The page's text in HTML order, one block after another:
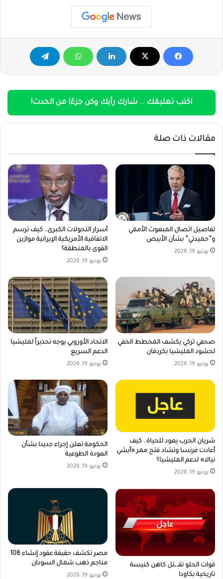
اكتب تعليقك .. شارك رأيك وكن جزءًا من الحدث!
مقالات ذات صلة
تفاصيل اتصال المبعوث الأممي
و”حميدتي” بشأن الأبيض
يونيو 19, 2026
أسرار التحولات الكبرى.. كيف ترسم
الاتفاقية الأمريكية الإيرانية موازين
القوى بالمنطقة؟
يونيو 19, 2026
صحفي تركي يكشف المخطط الخفي
لحشود المليشيا بكردفان
يونيو 19, 2026
الاتحاد الأوروبي يوجه تحذيراً لمليشيا
الدعم السريع
يونيو 19, 2026
شريان الحرب يعود للحياة.. كيف
أعادت فرنسا وتشاد فتح ممر «أبشي
نيالا» لدعم المليشيا؟
يونيو 19, 2026
الحكومة تعلن إجراء جديدا بشأن
العودة الطوعية
يونيو 19, 2026
قوات الحلو تقـ.ـتل كاهن كنيسة
تاريخية بكاودا
مصر تكشف حقيقة عقود إنشاء 108
مناجم ذهب شمال السودان
يونيو 19, 2026